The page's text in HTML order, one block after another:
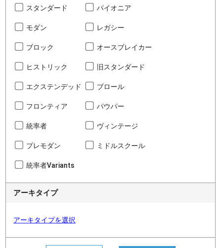
スタンダード パイオニア
モダン レガシー
ブロック オースブレイカー
ヒストリック 旧スタンダード
エクステンデッド ブロール
フロンティア パウパー
統率者 ヴィンテージ
プレモダン ミドルスクール
統率者Variants
アーキタイプ
アーキタイプを選択